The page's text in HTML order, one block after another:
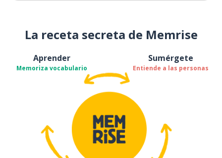
La receta secreta de Memrise
Aprender
Memoriza vocabulario
Sumérgete
Entiende a las personas